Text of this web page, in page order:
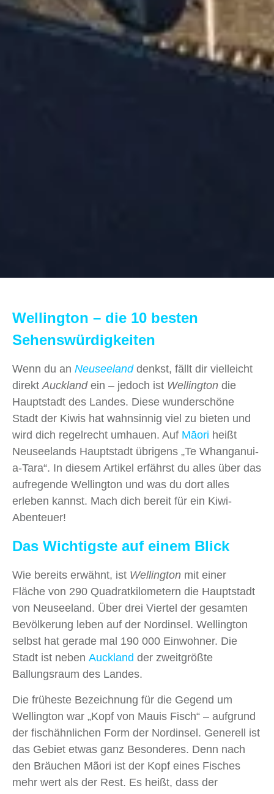
Wellington – die 10 besten
Sehenswürdigkeiten
Wenn du an Neuseelanddenkst, fällt dir vielleicht
direkt Aucklandein – jedoch ist Wellington die
Hauptstadt des Landes. Diese wunderschöne
Stadt der Kiwis hat wahnsinnig viel zu bieten und
wird dich regelrecht umhauen. Auf Māori heißt
Neuseelands Hauptstadt übrigens „Te Whanganui-
a-Tara“. In diesem Artikel erfährst du alles über das
aufregende Wellington und was du dort alles
erleben kannst. Mach dich bereit für ein Kiwi-
Abenteuer!
Das Wichtigste auf einem Blick
Wie bereits erwähnt, ist Wellington mit einer
Fläche von 290 Quadratkilometern die Hauptstadt
von Neuseeland. Über drei Viertel der gesamten
Bevölkerung leben auf der Nordinsel. Wellington
selbst hat gerade mal 190 000 Einwohner. Die
Stadt ist neben Auckland der zweitgrößte
Ballungsraum des Landes.
Die früheste Bezeichnung für die Gegend um
Wellington war „Kopf von Mauis Fisch“ – aufgrund
der fischähnlichen Form der Nordinsel. Generell ist
das Gebiet etwas ganz Besonderes. Denn nach
den Bräuchen Mãori ist der Kopf eines Fisches
mehr wert als der Rest. Es heißt, dass der